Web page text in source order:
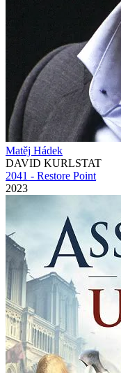
Matěj Hádek
DAVID KURLSTAT
2041 - Restore Point
2023